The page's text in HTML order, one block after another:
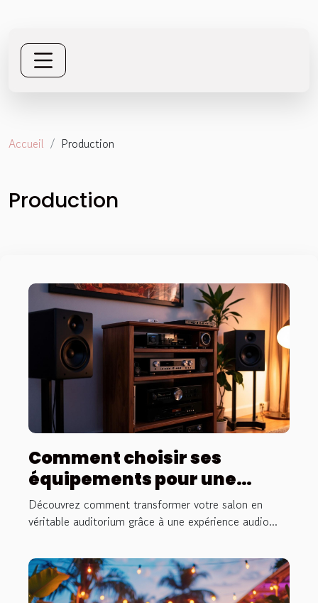
Accueil Production
Production
Comment choisir ses
équipements pour une
expérience audio haute
fidélité ?
Découvrez comment transformer votre salon en
véritable auditorium grâce à une expérience audio...